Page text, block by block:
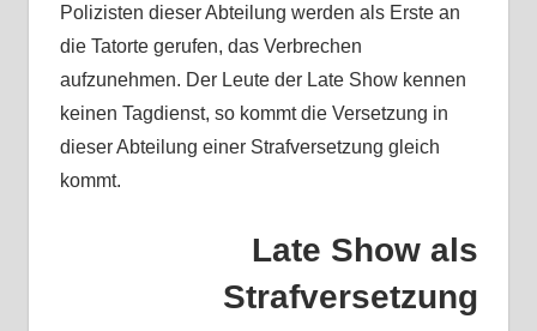
Polizisten dieser Abteilung werden als Erste an
die Tatorte gerufen, das Verbrechen
aufzunehmen. Der Leute der Late Show kennen
keinen Tagdienst, so kommt die Versetzung in
dieser Abteilung einer Strafversetzung gleich
kommt.
Late Show als
Strafversetzung